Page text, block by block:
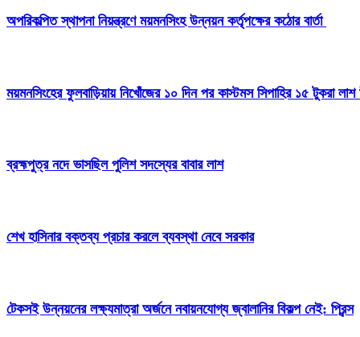
অপরিকল্পিত স্থাপনা নিয়ন্ত্রণে ময়মনসিংহ উন্নয়ন কর্তৃপক্ষের কঠোর বার্তা
ময়মনসিংহের ফুলবাড়িয়ায় নিখোঁজের ১০ দিন পর কাস্টমস সিপাহির ১৫ টুকরা লাশ
ব্রহ্মপুত্র নদে ভাসছিল পুলিশ সদস্যের বাবার লাশ
শেখ হাসিনার বক্তব্য প্রচার করলে ব্যবস্থা নেবে সরকার
টেকসই উন্নয়নের লক্ষ্যমাত্রা অর্জনে নবায়নযোগ্য জ্বালানির বিকল্প নেই: প্রিন্স